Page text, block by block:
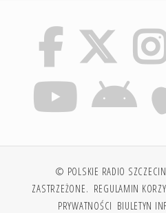
© POLSKIE RADIO
ZASTRZEŻONE. REGULAMIN
PRYWATNOŚCI BIULETYN